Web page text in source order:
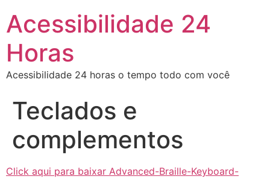
Acessibilidade 24
Horas
Acessibilidade 24 horas o tempo todo com você
Teclados e
complementos
Click aqui para baixar Advanced-Braille-Keyboard-